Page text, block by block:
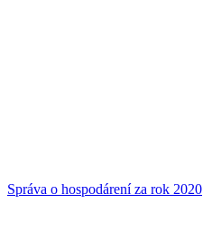
Správa o hospodárení za rok 2020